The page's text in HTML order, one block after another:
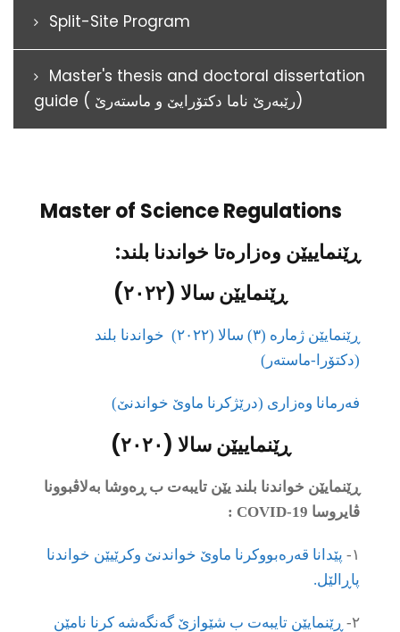
Split-Site Program
Master's thesis and doctoral dissertation
guide ( رێبەرێ ناما دکتۆرايێ و ماستەرێ)
Master of Science Regulations
:ڕێنماییێن وەزارەتا خواندنا بلند
ڕێنمايێن سالا (٢٠٢٢)
(دکتۆرا-ماستەر)
فەرمانا وەزاری (درێژکرنا ماوێ خواندنێ)
ڕێنماییێن سالا (٢٠٢٠)
ڕێنمایێن خواندنا بلند یێن تایبەت ب ڕەوشا بەلاڤبوونا
ڤایروسا COVID-19 :
١-
پێدانا قەرەبووکرنا ماوێ خواندنێ وکرێیێن خواندنا
پاڕالێل.
٢-
ڕێنمایێن تایبەت ب شێوازێ گەنگەشە کرنا نامێن